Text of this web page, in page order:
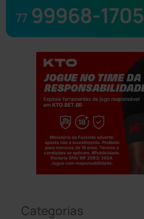
77 99968-1705
Categorias